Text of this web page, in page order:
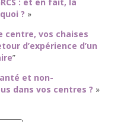
? »
centre, vos chaises
d’expérience d’un
”
et non-
dans vos centres ? »